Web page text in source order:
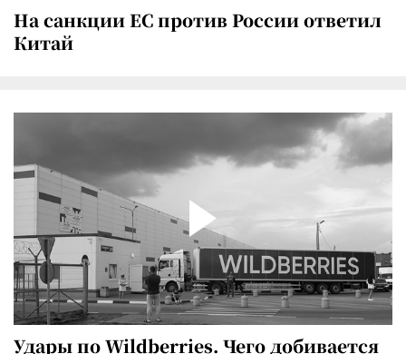
На санкции ЕС против России ответил
Китай
Удары по Wildberries. Чего добивается